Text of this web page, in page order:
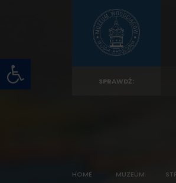
Otwórz pasek narzędzi
content
SPRAWDŹ:
HOME MUZEUM